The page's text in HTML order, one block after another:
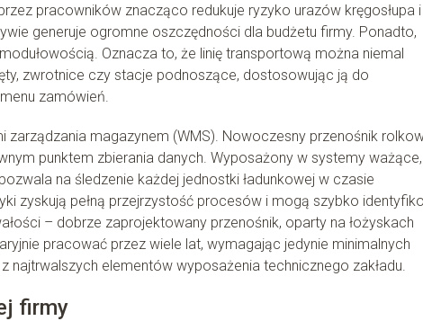
pracowników znacząco redukuje ryzyko urazów kręgosłupa i
generuje ogromne oszczędności dla budżetu firmy. Ponadto,
Oznacza to, że linię transportową można niemal
zwrotnice czy stacje podnoszące, dostosowując ją do
zamówień.
magazynem (WMS). Nowoczesny przenośnik
punktem zbierania danych. Wyposażony w systemy ważące,
na śledzenie każdej jednostki ładunkowej w czasie
zyskują pełną przejrzystość procesów i mogą szybko
– dobrze zaprojektowany przenośnik, oparty na łożyskach
pracować przez wiele lat, wymagając jedynie minimalnych
najtrwalszych elementów wyposażenia technicznego zakładu.
firmy